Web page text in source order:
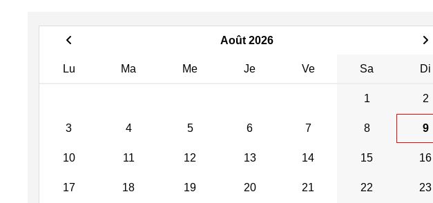
Août 2026
Lu Ma Me Je Ve Sa Di
1 2
3 4 5 6 7 8 9
10 11 12 13 14 15 16
17 18 19 20 21 22 23